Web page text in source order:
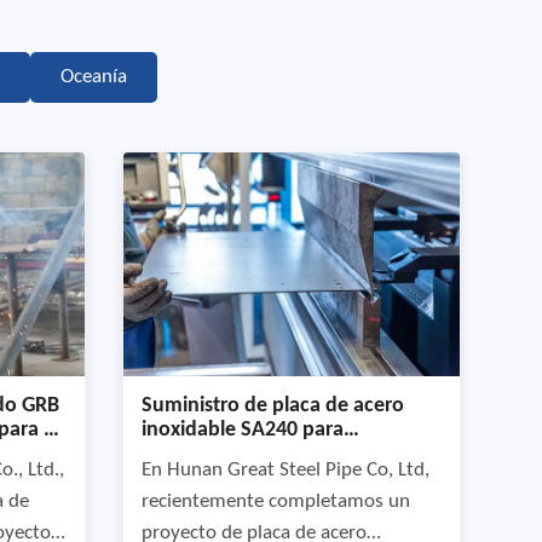
Oceanía
GRB
el
Ltd.,
de
Suministro de placa de acero
inoxidable SA240 para
En Hunan Great Steel Pipe Co, Ltd,
recientemente completamos un
proyecto de placa de acero